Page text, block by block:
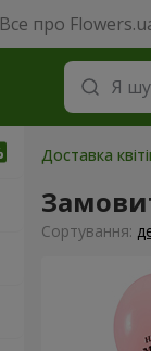
Все про
Доставка
Сортування: